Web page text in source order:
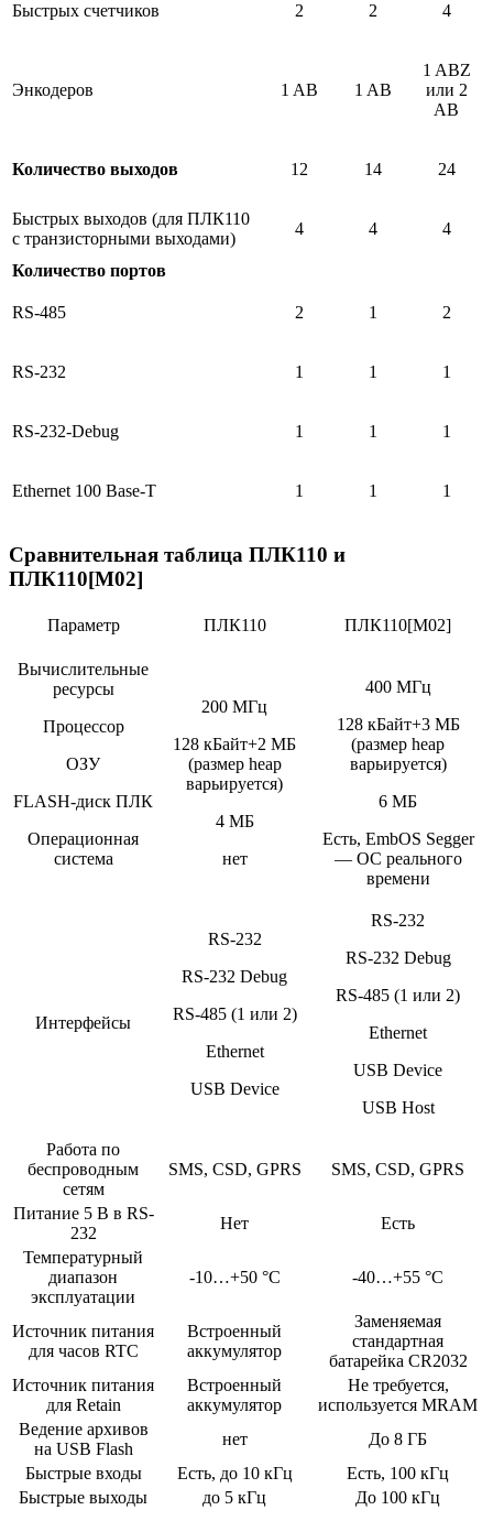
Быстрых счетчиков 2 2 4
Энкодеров 1 AB 1 AB
1 ABZ
или 2
AB
Количество выходов 12 14 24
Быстрых выходов (для ПЛК110
с транзисторными выходами)
4 4 4
Количество портов
RS-485 2 1 2
RS-232 1 1 1
RS-232-Debug 1 1 1
Ethernet 100 Base-T 1 1 1
Сравнительная таблица ПЛК110 и
ПЛК110[М02]
Параметр ПЛК110 ПЛК110[М02]
Вычислительные
ресурсы
Процессор
ОЗУ
FLASH-диск ПЛК
Операционная
система
200 МГц
128 кБайт+2 МБ
(размер heap
варьируется)
4 МБ
нет
400 МГц
128 кБайт+3 МБ
(размер heap
варьируется)
6 МБ
Есть, EmbOS Segger
— ОС реального
времени
Интерфейсы
RS-232
RS-232 Debug
RS-485 (1 или 2)
Ethernet
USB Device
RS-232
RS-232 Debug
RS-485 (1 или 2)
Ethernet
USB Device
USB Host
Работа по
беспроводным
сетям
SMS, CSD, GPRS SMS, CSD, GPRS
Питание 5 В в RS-
232
Нет
Есть
Температурный
диапазон
эксплуатации
-10…+50 °C -40…+55 °C
Источник питания
для часов RTC
Встроенный
аккумулятор
Заменяемая
стандартная
батарейка CR2032
Источник питания
для Retain
Встроенный
аккумулятор
Не требуется,
используется MRAM
Ведение архивов
на USB Flash
нет
До 8 ГБ
Быстрые входы
Есть, до 10 кГц
Есть, 100 кГц
Быстрые выходы
до 5 кГц До 100 кГц